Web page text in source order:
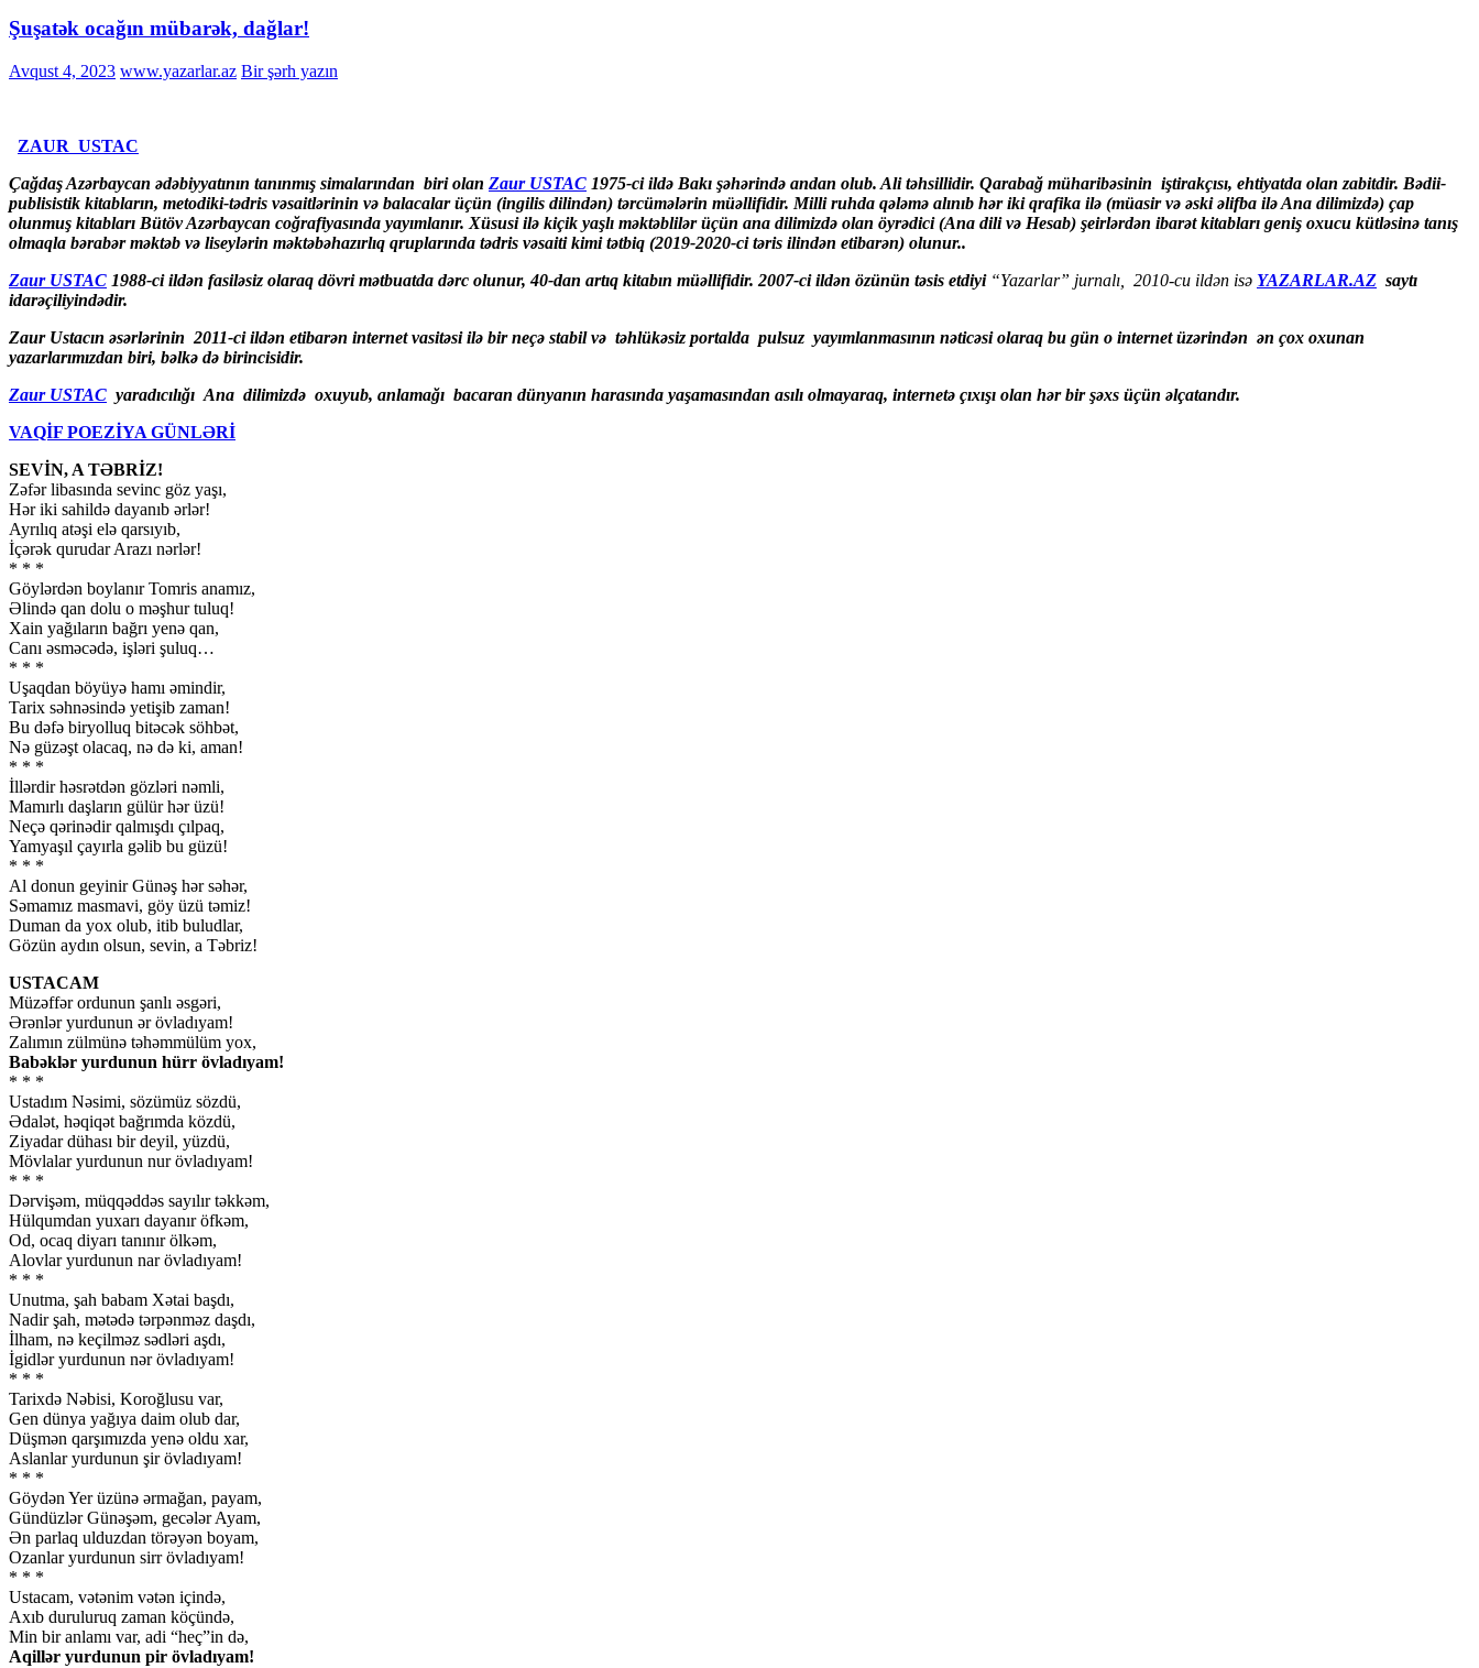
Şuşatək ocağın mübarək, dağlar!
Avqust 4, 2023 www.yazarlar.az Bir şərh yazın
ZAUR USTAC
Çağdaş Azərbaycan ədəbiyyatının tanınmış simalarından biri olan Zaur USTAC 1975-ci ildə Bakı şəhərində andan olub. Ali təhsillidir. Qarabağ müharibəsinin iştirakçısı, ehtiyatda olan zabitdir. Bədii-
publisistik kitabların, metodiki-tədris vəsaitlərinin və balacalar üçün (ingilis dilindən) tərcümələrin müəllifidir. Milli ruhda qələmə alınıb hər iki qrafika ilə (müasir və əski əlifba ilə Ana dilimizdə) çap
olunmuş kitabları Bütöv Azərbaycan coğrafiyasında yayımlanır. Xüsusi ilə kiçik yaşlı məktəblilər üçün ana dilimizdə olan öyrədici (Ana dili və Hesab) şeirlərdən ibarət kitabları geniş oxucu kütləsinə tanış
olmaqla bərabər məktəb və liseylərin məktəbəhazırlıq qruplarında tədris vəsaiti kimi tətbiq (2019-2020-ci təris ilindən etibarən) olunur..
Zaur USTAC 1988-ci ildən fasiləsiz olaraq dövri mətbuatda dərc olunur, 40-dan artıq kitabın müəllifidir. 2007-ci ildən özünün təsis etdiyi “Yazarlar” jurnalı, 2010-cu ildən isə YAZARLAR.AZ saytı
idarəçiliyindədir.
Zaur Ustacın əsərlərinin 2011-ci ildən etibarən internet vasitəsi ilə bir neçə stabil və təhlükəsiz portalda pulsuz yayımlanmasının nəticəsi olaraq bu gün o internet üzərindən ən çox oxunan
yazarlarımızdan biri, bəlkə də birincisidir.
Zaur USTAC yaradıcılığı Ana dilimizdə oxuyub, anlamağı bacaran dünyanın harasında yaşamasından asılı olmayaraq, internetə çıxışı olan hər bir şəxs üçün əlçatandır.
VAQİF POEZİYA GÜNLƏRİ
SEVİN, A TƏBRİZ!
Zəfər libasında sevinc göz yaşı,
Hər iki sahildə dayanıb ərlər!
Ayrılıq atəşi elə qarsıyıb,
İçərək qurudar Arazı nərlər!
* * *
Göylərdən boylanır Tomris anamız,
Əlində qan dolu o məşhur tuluq!
Xain yağıların bağrı yenə qan,
Canı əsməcədə, işləri şuluq…
* * *
Uşaqdan böyüyə hamı əmindir,
Tarix səhnəsində yetişib zaman!
Bu dəfə biryolluq bitəcək söhbət,
Nə güzəşt olacaq, nə də ki, aman!
* * *
İllərdir həsrətdən gözləri nəmli,
Mamırlı daşların gülür hər üzü!
Neçə qərinədir qalmışdı çılpaq,
Yamyaşıl çayırla gəlib bu güzü!
* * *
Al donun geyinir Günəş hər səhər,
Səmamız masmavi, göy üzü təmiz!
Duman da yox olub, itib buludlar,
Gözün aydın olsun, sevin, a Təbriz!
USTACAM
Müzəffər ordunun şanlı əsgəri,
Ərənlər yurdunun ər övladıyam!
Zalımın zülmünə təhəmmülüm yox,
Babəklər yurdunun hürr övladıyam!
* * *
Ustadım Nəsimi, sözümüz sözdü,
Ədalət, həqiqət bağrımda közdü,
Ziyadar dühası bir deyil, yüzdü,
Mövlalar yurdunun nur övladıyam!
* * *
Dərvişəm, müqqəddəs sayılır təkkəm,
Hülqumdan yuxarı dayanır öfkəm,
Od, ocaq diyarı tanınır ölkəm,
Alovlar yurdunun nar övladıyam!
* * *
Unutma, şah babam Xətai başdı,
Nadir şah, mətədə tərpənməz daşdı,
İlham, nə keçilməz sədləri aşdı,
İgidlər yurdunun nər övladıyam!
* * *
Tarixdə Nəbisi, Koroğlusu var,
Gen dünya yağıya daim olub dar,
Düşmən qarşımızda yenə oldu xar,
Aslanlar yurdunun şir övladıyam!
* * *
Göydən Yer üzünə ərmağan, payam,
Gündüzlər Günəşəm, gecələr Ayam,
Ən parlaq ulduzdan törəyən boyam,
Ozanlar yurdunun sirr övladıyam!
* * *
Ustacam, vətənim vətən içində,
Axıb duruluruq zaman köçündə,
Min bir anlamı var, adi “heç”in də,
Aqillər yurdunun pir övladıyam!